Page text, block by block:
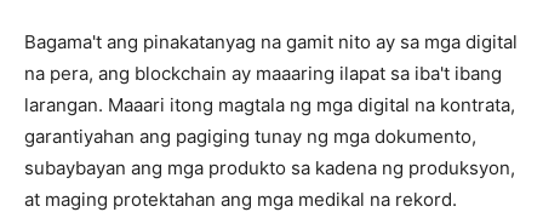
Bagama't ang pinakatanyag na gamit nito ay sa mga digital
na pera, ang blockchain ay maaaring ilapat sa iba't ibang
larangan. Maaari itong magtala ng mga digital na kontrata,
garantiyahan ang pagiging tunay ng mga dokumento,
subaybayan ang mga produkto sa kadena ng produksyon,
at maging protektahan ang mga medikal na rekord.